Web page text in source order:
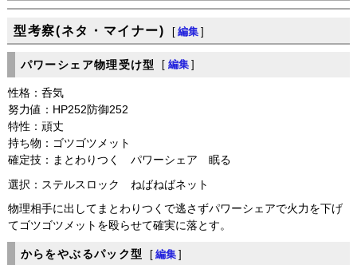
型考察(ネタ・マイナー) [ 編集 ]
パワーシェア物理受け型 [ 編集 ]
性格：呑気
努力値：HP252防御252
特性：頑丈
持ち物：ゴツゴツメット
確定技：まとわりつく パワーシェア 眠る
選択：ステルスロック ねばねばネット
物理相手に出してまとわりつくで逃さずパワーシェアで火力を下げ
てゴツゴツメットを殴らせて確実に落とす。
からをやぶるパック型 [ 編集 ]